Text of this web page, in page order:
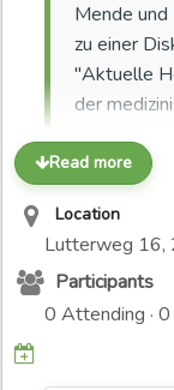
Mende und
zu einer
"Aktuelle
der
Die
Januar
Moderation
Mehr
https://
Read more
Location
Lutterweg 16,
Participants
0 Attending · 0